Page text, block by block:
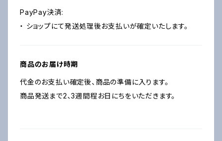
PayPay決済:
・ ショップにて発送処理後お支払いが確定いたします。
商品のお届け時期
代金のお支払い確定後、商品の準備に入ります。
商品発送まで2、3週間程お日にちをいただきます。